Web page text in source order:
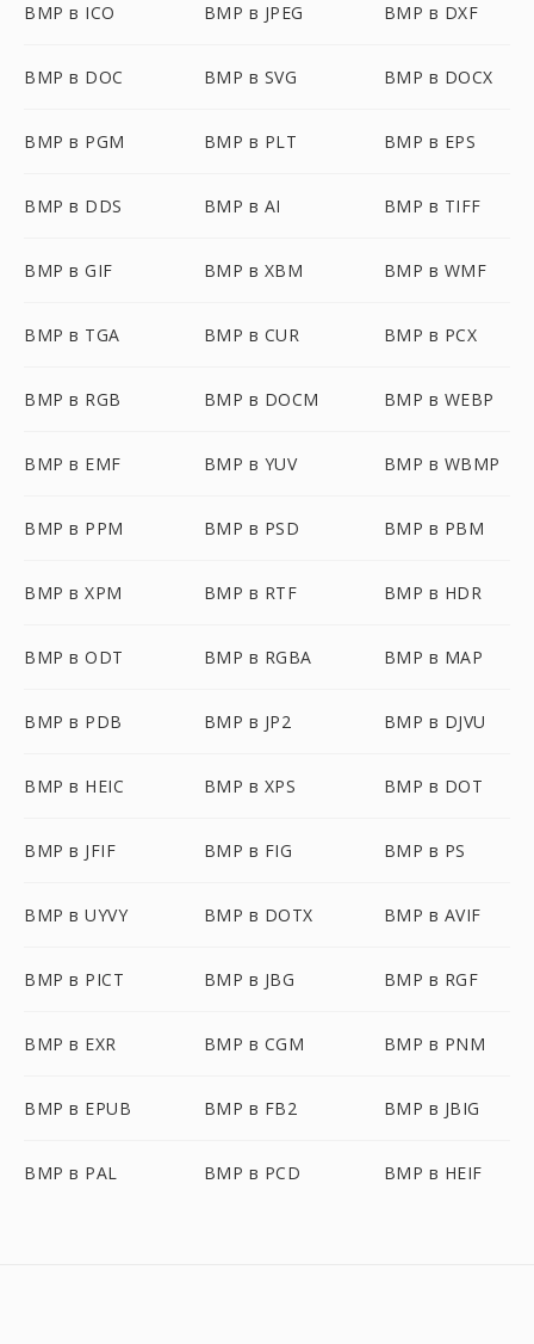
BMP в ICO BMP в JPEG BMP в DXF
BMP в DOC BMP в SVG BMP в DOCX
BMP в PGM BMP в PLT BMP в EPS
BMP в DDS BMP в AI BMP в TIFF
BMP в GIF BMP в XBM BMP в WMF
BMP в TGA BMP в CUR BMP в PCX
BMP в RGB BMP в DOCM BMP в WEBP
BMP в EMF BMP в YUV BMP в WBMP
BMP в PPM BMP в PSD BMP в PBM
BMP в XPM BMP в RTF BMP в HDR
BMP в ODT BMP в RGBA BMP в MAP
BMP в PDB BMP в JP2 BMP в DJVU
BMP в HEIC BMP в XPS BMP в DOT
BMP в JFIF BMP в FIG BMP в PS
BMP в UYVY BMP в DOTX BMP в AVIF
BMP в PICT BMP в JBG BMP в RGF
BMP в EXR BMP в CGM BMP в PNM
BMP в EPUB BMP в FB2 BMP в JBIG
BMP в PAL BMP в PCD BMP в HEIF